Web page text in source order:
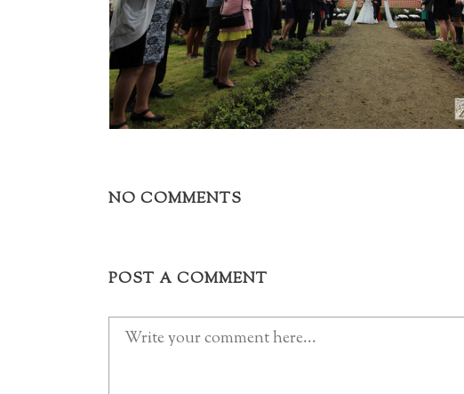
NO COMMENTS
POST A COMMENT